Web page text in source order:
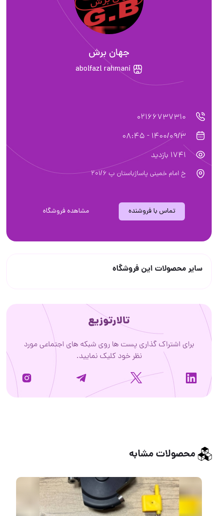
جهان برش
abolfazl rahmani
02166737310
1400/09/3 - 08:45
1741 بازدید
خ امام خمینی پاساژباستان پ 201/6
تماس با فروشنده مشاهده فروشگاه
سایر محصولات این فروشگاه
تالارتوزیع
برای اشتراک گذاری پست ها روی شبکه های اجتماعی مورد
نظر خود کلیک نمایید.
محصولات مشابه